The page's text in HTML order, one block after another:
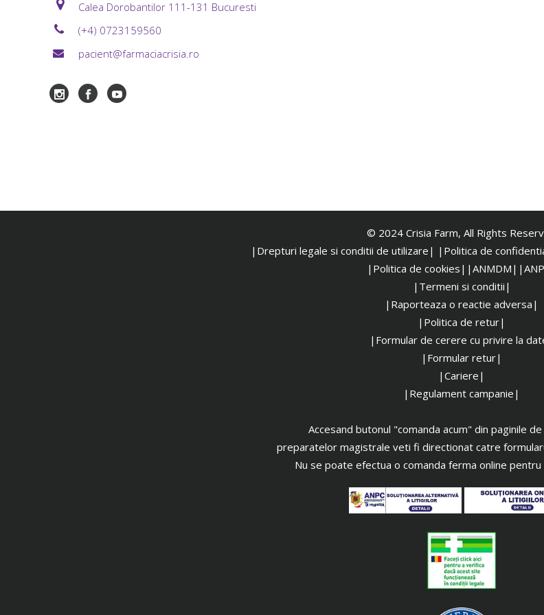
Calea Dorobantilor 111-131 Bucuresti
(+4) 0723159560
pacient@farmaciacrisia.ro
© 2024 Crisia Farm, All Rights
|Drepturi legale si conditii de utilizare| | Politica de
|Politica de cookies| |ANMDM|
|Termeni si conditii|
|Raporteaza o reactie adversa|
|Politica de retur|
|Formular de cerere cu privire la
|Formular retur|
|Cariere|
|Regulament campanie|
Accesand butonul "comanda acum" din paginile
preparatelor magistrale veti fi directionat catre
Nu se poate efectua o comanda ferma online